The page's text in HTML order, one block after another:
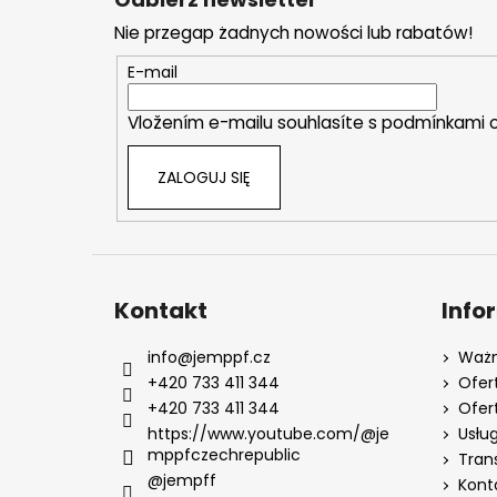
Nie przegap żadnych nowości lub rabatów!
E-mail
Vložením e-mailu souhlasíte s podmínkami
ZALOGUJ SIĘ
Kontakt
info@jemppf.cz
+420 733 411 344
+420 733 411 344
https://www.youtube.com/@je
mppfczechrepublic
@jempff